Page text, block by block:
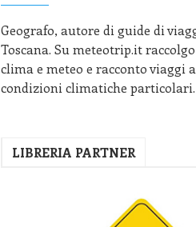
Geografo, autore di guide di
Toscana. Su meteotrip.it
clima e meteo e racconto viaggi
condizioni climatiche particolari.
LIBRERIA PARTNER